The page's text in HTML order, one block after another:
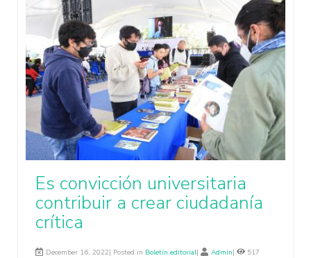
Es convicción universitaria
contribuir a crear ciudadanía
crítica
December 16, 2022| Posted in Boletín editorial| Admin| 517